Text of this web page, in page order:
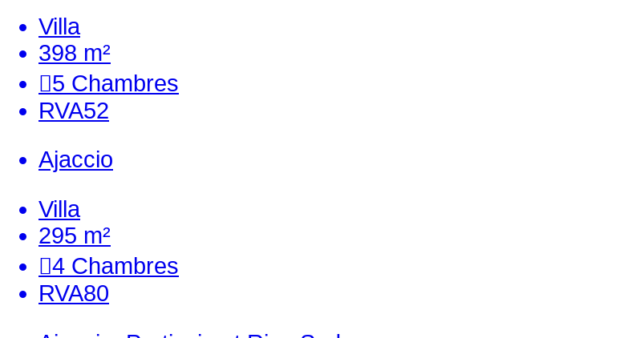
Villa
398 m²
5 Chambres
RVA52
Ajaccio
Villa
295 m²
4 Chambres
RVA80